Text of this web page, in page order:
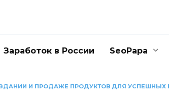
Заработок в России SeoPapa
И ПРОДАЖЕ ПРОДУКТОВ ДЛЯ УСПЕШНЫХ